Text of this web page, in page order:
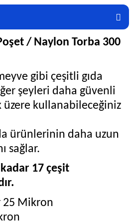
/ Naylon Torba 300
gibi çeşitli gıda
şeyleri daha güvenli
üzere kullanabileceğiniz
ürünlerinin daha uzun
sağlar.
17 çeşit
25 Mikron